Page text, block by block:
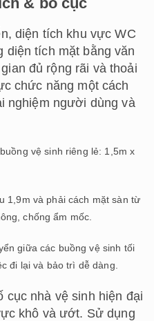
diện tích khu vực WC
diện tích mặt bằng văn
đủ rộng rãi và thoải
chức năng một cách
nghiệm người dùng và
vệ sinh riêng lẻ: 1,5m x
1,9m và phải cách mặt sàn từ
chống ẩm mốc.
giữa các buồng vệ sinh tối
đi lại và bảo trì dễ dàng.
cục nhà vệ sinh hiện đại
khô và ướt. Sử dụng